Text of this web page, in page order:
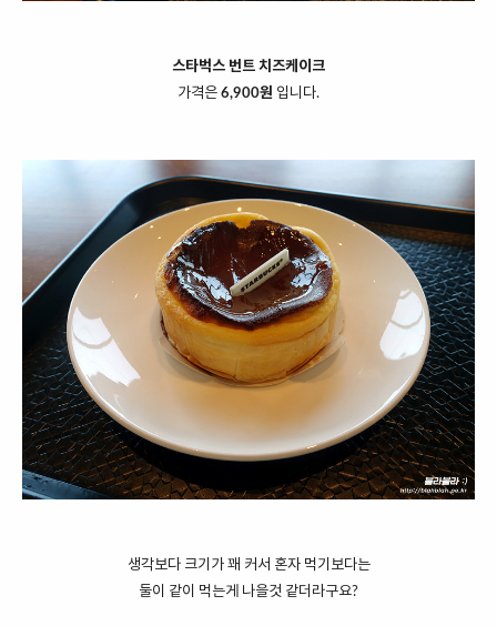
스타벅스 번트 치즈케이크
가격은 6,900원 입니다.
생각보다 크기가 꽤 커서 혼자 먹기보다는
둘이 같이 먹는게 나을것 같더라구요?